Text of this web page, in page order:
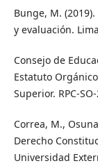
Bunge, M.
y evaluación.
Consejo de
Estatuto
Superior. RPC-
Correa, M.,
Derecho
Universidad